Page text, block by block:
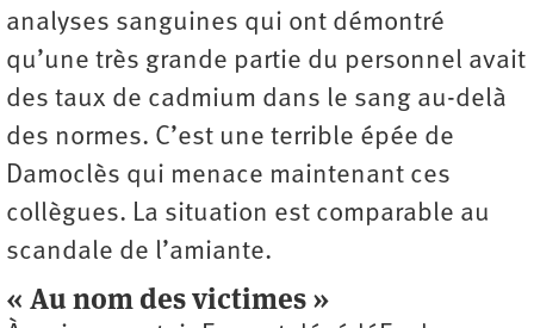
analyses sanguines qui ont démontré
qu’une très grande partie du personnel avait
des taux de cadmium dans le sang au-delà
des normes. C’est une terrible épée de
Damoclès qui menace maintenant ces
collègues. La situation est comparable au
scandale de l’amiante.
« Au nom des victimes »